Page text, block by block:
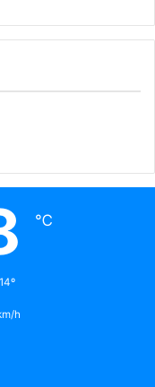
℃
h